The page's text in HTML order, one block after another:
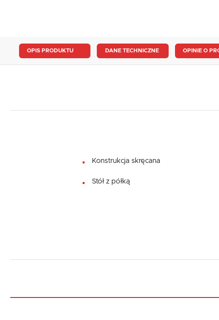
OPIS PRODUKTU DANE TECHNICZNE OPINIE O
Konstrukcja skręcana
Stół z półką